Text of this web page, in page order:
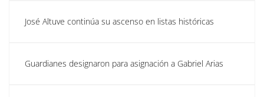
José Altuve continúa su ascenso en listas históricas
Guardianes designaron para asignación a Gabriel Arias